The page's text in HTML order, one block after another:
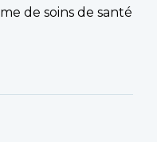
de soins de santé